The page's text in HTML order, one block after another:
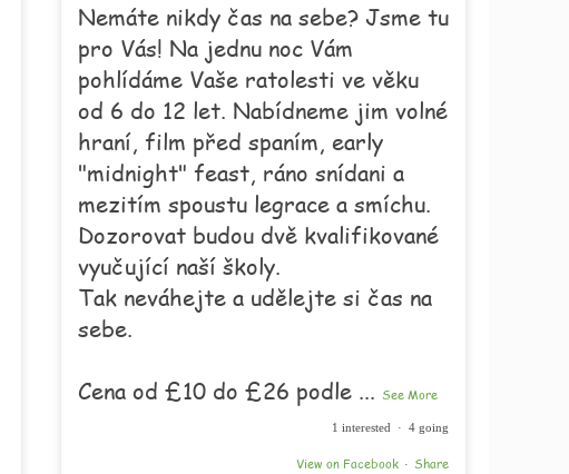
Nemáte nikdy čas na sebe? Jsme tu
pro Vás! Na jednu noc Vám
pohlídáme Vaše ratolesti ve věku
od 6 do 12 let. Nabídneme jim volné
hraní, film před spaním, early
"midnight" feast, ráno snídani a
mezitím spoustu legrace a smíchu.
Dozorovat budou dvě kvalifikované
vyučující naší školy.
Tak neváhejte a udělejte si čas na
sebe.
Cena od £10 do £26 podle ... See More
1 interested · 4 going
View on Facebook · Share